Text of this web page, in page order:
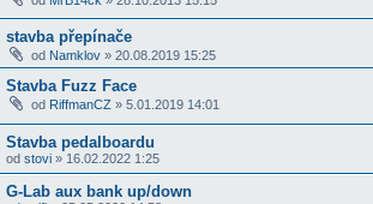
stavba přepínače
od Namklov » 20.08.2019 15:25
Stavba Fuzz Face
od RiffmanCZ » 5.01.2019 14:01
Stavba pedalboardu
od stovi » 16.02.2022 1:25
G-Lab aux bank up/down